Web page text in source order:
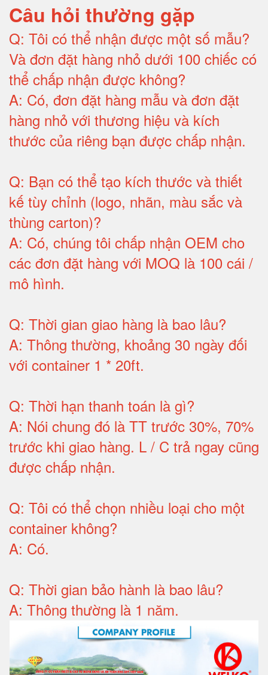
Câu hỏi thường gặp
Q: Tôi có thể nhận được một số mẫu?
Và đơn đặt hàng nhỏ dưới 100 chiếc có
thể chấp nhận được không?
A: Có, đơn đặt hàng mẫu và đơn đặt
hàng nhỏ với thương hiệu và kích
thước của riêng bạn được chấp nhận.
Q: Bạn có thể tạo kích thước và thiết
kế tùy chỉnh (logo, nhãn, màu sắc và
thùng carton)?
A: Có, chúng tôi chấp nhận OEM cho
các đơn đặt hàng với MOQ là 100 cái /
mô hình.
Q: Thời gian giao hàng là bao lâu?
A: Thông thường, khoảng 30 ngày đối
với container 1 * 20ft.
Q: Thời hạn thanh toán là gì?
A: Nói chung đó là TT trước 30%, 70%
trước khi giao hàng. L / C trả ngay cũng
được chấp nhận.
Q: Tôi có thể chọn nhiều loại cho một
container không?
A: Có.
Q: Thời gian bảo hành là bao lâu?
A: Thông thường là 1 năm.